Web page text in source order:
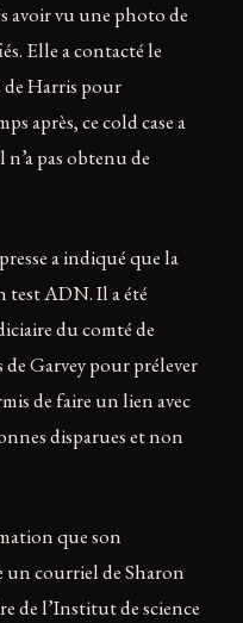
avoir vu une photo de
Elle a contacté le
de Harris pour
après, ce cold case a
pas obtenu de
a indiqué que la
test ADN. Il a été
du comté de
de Garvey pour prélever
de faire un lien avec
disparues et non
que son
un courriel de Sharon
de l’Institut de science